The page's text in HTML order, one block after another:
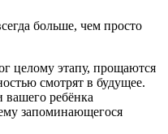
больше, чем просто
целому этапу, прощаются
смотрят в будущее.
ребёнка
запоминающегося